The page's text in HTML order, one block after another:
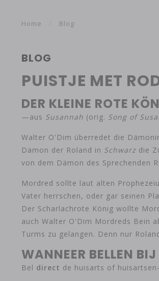
Home Blog
BLOG
PUISTJE MET
DER KLEINE ROTE
—aus Susannah (orig. Song of
Walter O'Dim überredet die
Dämon der Roland in Schwarz die
von dem Dämon des Sprechenden
Mordred sollte laut alten
Vater herrschen, oder gar seinen
Der Scharlachrote König wollte
auch Walter O'Dim Mordreds Bein
Turms zu gelangen. Denn nur
WANNEER BELLEN
Bel direct de huisarts of